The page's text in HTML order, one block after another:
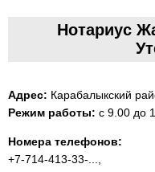
ДОБАВИТЬ КОМПАНИЮ
Нотариус
Адрес: Карабалыкский
Режим работы: с 9.00 до
Номера телефонов:
+7-714-413-33-...,